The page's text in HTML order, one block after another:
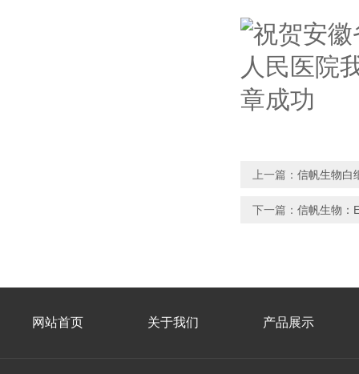
上一篇： 信帆生物白
下一篇： 信帆生物：
网站首页 关于我们 产品展示